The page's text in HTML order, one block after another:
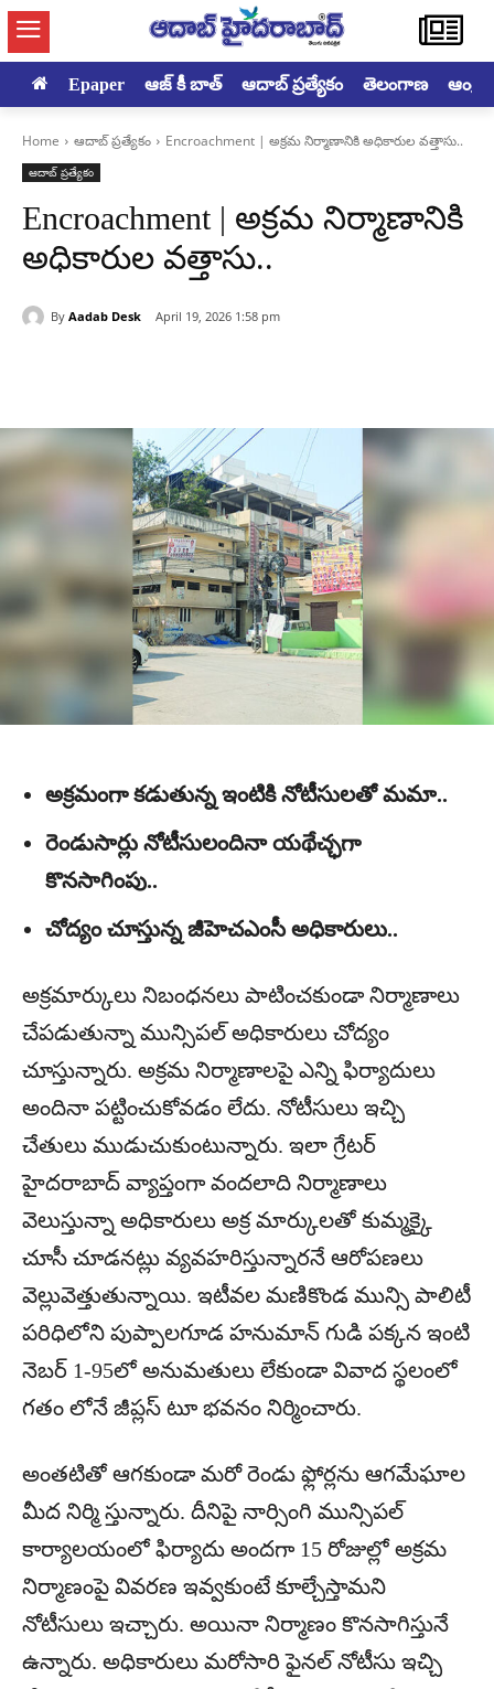
Epaper ఆజ్ కీ బాత్ ఆదాబ్ ప్రత్యేకం తెలంగాణ
Home ఆదాబ్ ప్రత్యేకం Encroachment | అక్రమ నిర్మాణానికి అధికారుల వత్తాసు..
ఆదాబ్ ప్రత్యేకం
Encroachment | అక్రమ నిర్మాణానికి
అధికారుల వత్తాసు..
By Aadab Desk April 19, 2026 1:58 pm
అక్రమంగా కడుతున్న ఇంటికి నోటీసులతో మమా..
రెండుసార్లు నోటీసులందినా యథేచ్ఛగా
కొనసాగింపు..
చోద్యం చూస్తున్న జీహెచఎంసీ అధికారులు..
అక్రమార్కులు నిబంధనలు పాటించకుండా నిర్మాణాలు
చేపడుతున్నా మున్సిపల్ అధికారులు చోద్యం
చూస్తున్నారు. అక్రమ నిర్మాణాలపై ఎన్ని ఫిర్యాదులు
అందినా పట్టించుకోవడం లేదు. నోటీసులు ఇచ్చి
చేతులు ముడుచుకుంటున్నారు. ఇలా గ్రేటర్
హైదరాబాద్ వ్యాప్తంగా వందలాది నిర్మాణాలు
వెలుస్తున్నా అధికారులు అక్ర మార్కులతో కుమ్మక్కై
చూసీ చూడనట్లు వ్యవహరిస్తున్నారనే ఆరోపణలు
వెల్లువెత్తుతున్నాయి. ఇటీవల మణికొండ మున్సి పాలిటీ
పరిధిలోని పుప్పాలగూడ హనుమాన్ గుడి పక్కన ఇంటి
నెబర్ 1-95లో అనుమతులు లేకుండా వివాద స్థలంలో
గతం లోనే జీప్లస్ టూ భవనం నిర్మించారు.
అంతటితో ఆగకుండా మరో రెండు ఫ్లోర్లను ఆగమేఘాల
మీద నిర్మి స్తున్నారు. దీనిపై నార్సింగి మున్సిపల్
కార్యాలయంలో ఫిర్యాదు అందగా 15 రోజుల్లో అక్రమ
నిర్మాణంపై వివరణ ఇవ్వకుంటే కూల్చేస్తామని
నోటీసులు ఇచ్చారు. అయినా నిర్మాణం కొనసాగిస్తునే
ఉన్నారు. అధికారులు మరోసారి ఫైనల్ నోటీసు ఇచ్చి